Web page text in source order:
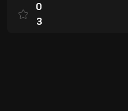
0
3